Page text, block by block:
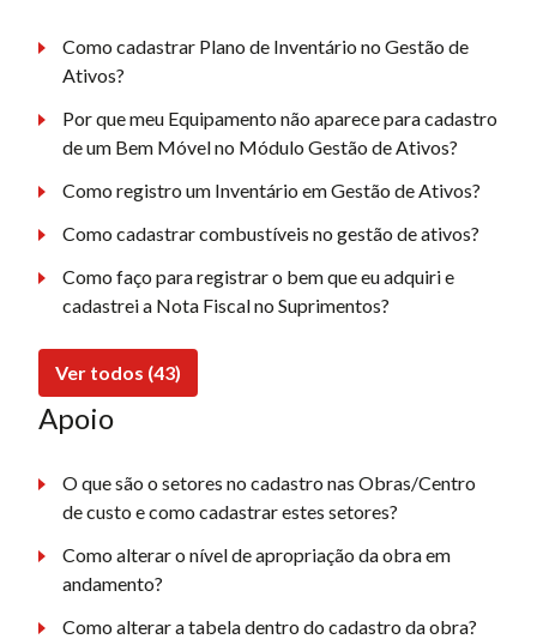
Como cadastrar Plano de Inventário no Gestão de
Ativos?
Por que meu Equipamento não aparece para cadastro
de um Bem Móvel no Módulo Gestão de Ativos?
Como registro um Inventário em Gestão de Ativos?
Como cadastrar combustíveis no gestão de ativos?
Como faço para registrar o bem que eu adquiri e
cadastrei a Nota Fiscal no Suprimentos?
Ver todos (43)
Apoio
O que são o setores no cadastro nas Obras/Centro
de custo e como cadastrar estes setores?
Como alterar o nível de apropriação da obra em
andamento?
Como alterar a tabela dentro do cadastro da obra?